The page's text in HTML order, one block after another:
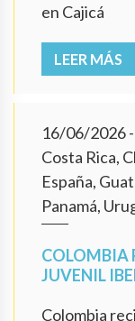
en Cajicá
LEER MÁS
16/06/2026
Costa Rica,
España,
Panamá,
COLOMBIA
JUVENIL
Colombia